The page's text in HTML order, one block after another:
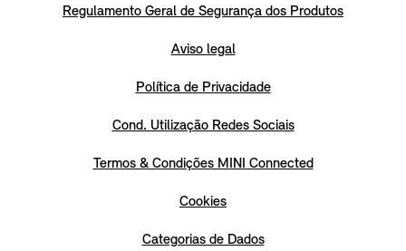
Regulamento Geral de Segurança dos Produtos
Aviso legal
Política de Privacidade
Cond. Utilização Redes Sociais
Termos & Condições MINI Connected
Cookies
Categorias de Dados